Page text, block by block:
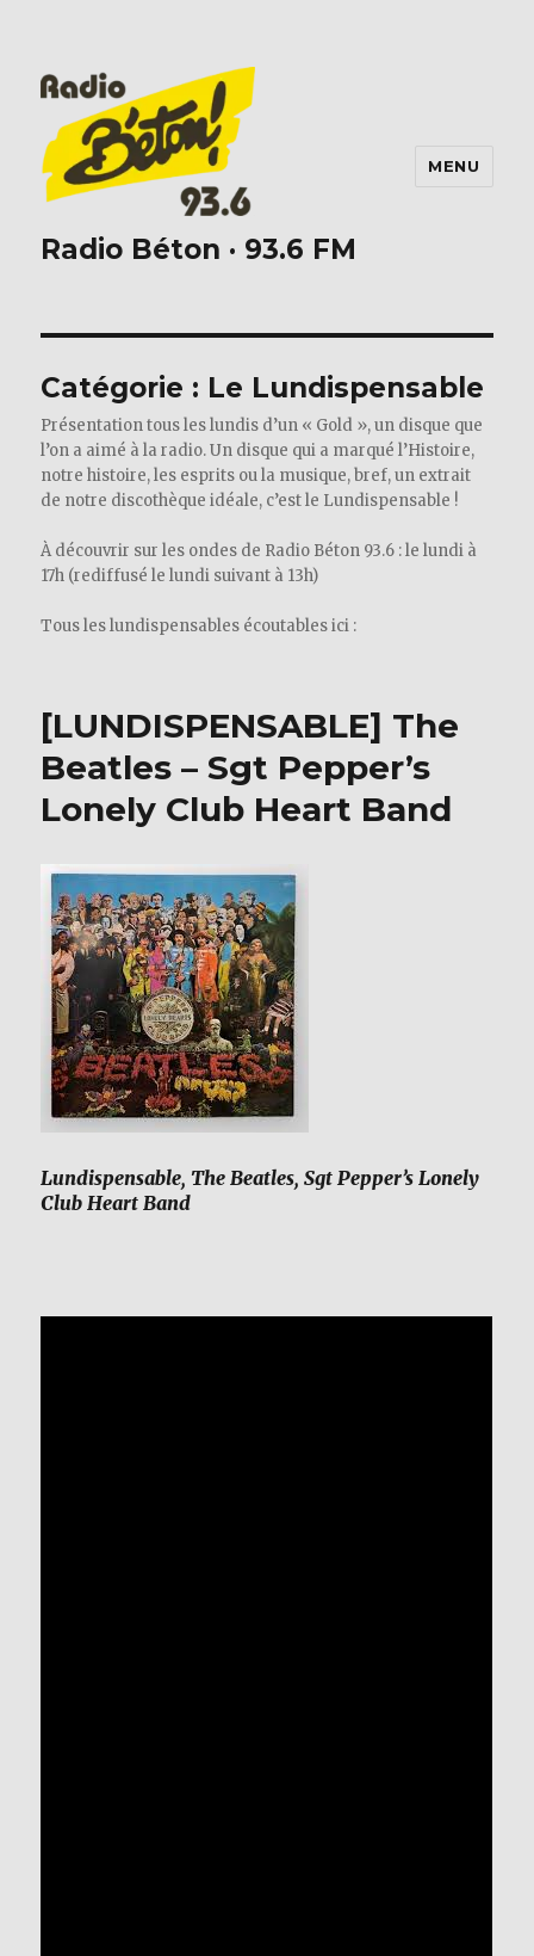
Radio Béton · 93.6 FM
MENU
Catégorie : Le Lundispensable
Présentation tous les lundis d’un « Gold », un disque que
l’on a aimé à la radio. Un disque qui a marqué l’Histoire,
notre histoire, les esprits ou la musique, bref, un extrait
de notre discothèque idéale, c’est le Lundispensable !
À découvrir sur les ondes de Radio Béton 93.6 : le lundi à
17h (rediffusé le lundi suivant à 13h)
Tous les lundispensables écoutables ici :
[LUNDISPENSABLE] The
Beatles – Sgt Pepper’s
Lonely Club Heart Band
Lundispensable, The Beatles, Sgt Pepper’s Lonely
Club Heart Band